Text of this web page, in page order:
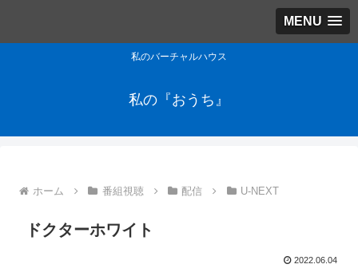
MENU
私のバーチャルハウス
私の『おうち』
ホーム 番組視聴 配信 U-NEXT
ドクターホワイト
2022.06.04